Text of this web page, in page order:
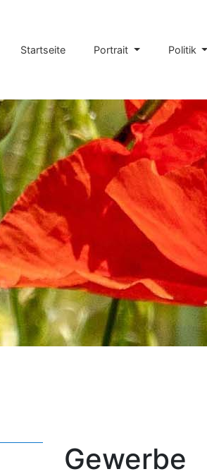
Startseite Portrait Politik
Gewerbe